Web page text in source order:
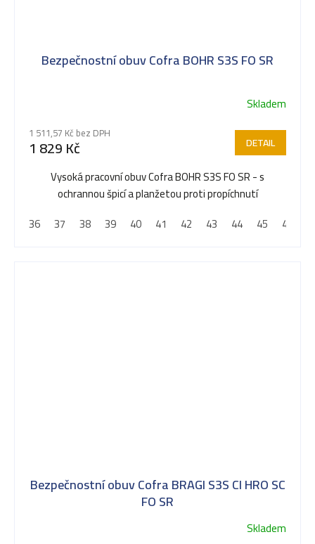
Bezpečnostní obuv Cofra BOHR S3S FO SR
Skladem
1 511,57 Kč bez DPH
1 829 Kč DETAIL
Vysoká pracovní obuv Cofra BOHR S3S FO SR - s
ochrannou špicí a planžetou proti propíchnutí
36
37 38 39 40 41 42 43 44 45 46
Bezpečnostní obuv Cofra BRAGI S3S CI HRO SC
FO SR
Skladem